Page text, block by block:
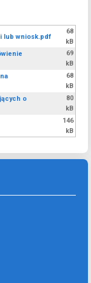
lub wniosk.pdf
68
kB
69
kB
68
kB
o
80
kB
146
kB